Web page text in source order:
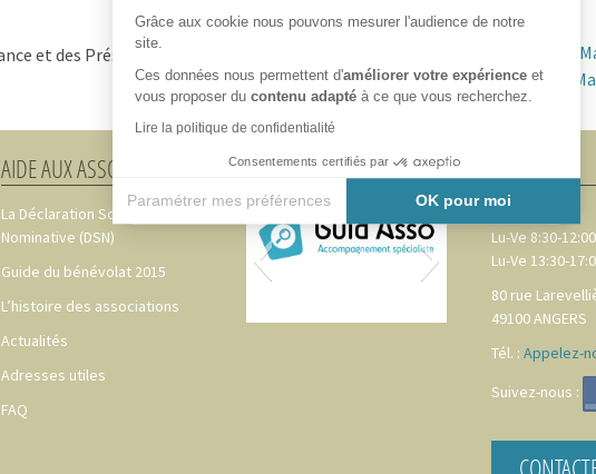
Grâce aux cookie nous pouvons mesurer l'audience de notre
site.
Ces données nous permettent d'améliorer votre expérience et
vous proposer du contenu adapté à ce que vous recherchez.
Lire la politique de confidentialité
Consentements certifiés par
Paramétrer mes préférences OK pour moi
Axeptio consent
Plateforme de Gestion du Consentement : Personnalisez vos
Notre plateforme vous permet d'adapter et de gérer vos
Association des
Communautés de
AIDE AUX ASSOCIATIONS
La Déclaration Sociale
Nominative (DSN)
Guide du bénévolat 2015
L’histoire des associations
Actualités
Adresses utiles
FAQ
PARTENAIRES
Lu-Ve 8:30-12:00
Lu-Ve 13:30-
80 rue
49100ANGERS
Tél. : Appelez-
Suivez-nous :